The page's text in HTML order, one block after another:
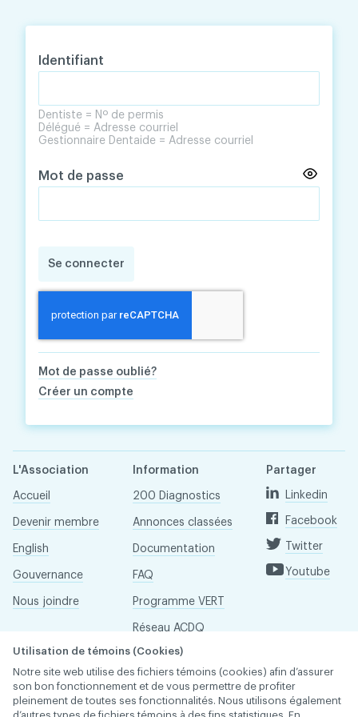
Identifiant
Dentiste = Nº de permis
Délégué = Adresse courriel
Gestionnaire Dentaide = Adresse courriel
Mot de passe
Se connecter
Mot de passe oublié?
Créer un compte
L'Association
Accueil
Devenir membre
English
Gouvernance
Nous joindre
Information
200 Diagnostics
Annonces classées
Documentation
FAQ
Programme VERT
Réseau ACDQ
Salle de presse
À propos
Partager
Linkedin
Facebook
Twitter
Youtube
Utilisation de témoins (Cookies)
Notre site web utilise des fichiers témoins (cookies) afin d’assurer
son bon fonctionnement et de vous permettre de profiter
pleinement de toutes ses fonctionnalités. Nous utilisons également